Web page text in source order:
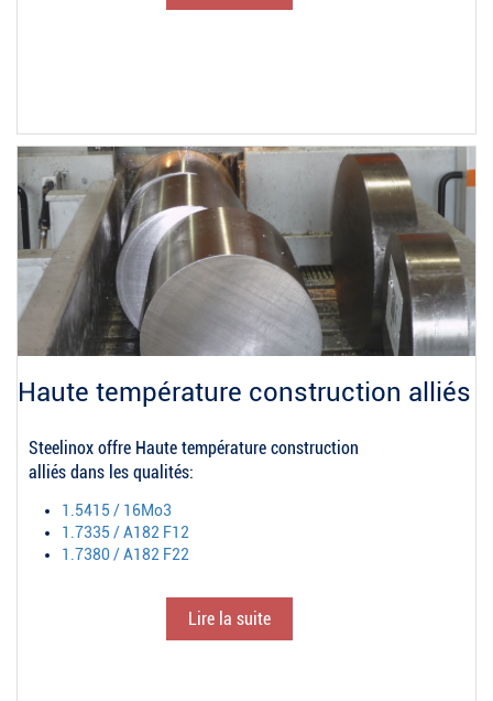
Haute température construction alliés
Steelinox offre Haute température construction
alliés dans les qualités:
1.5415 / 16Mo3
1.7335 / A182 F12
1.7380 / A182 F22
Lire la suite